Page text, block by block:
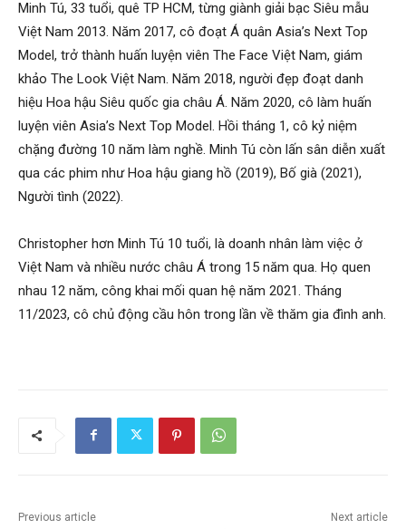
Minh Tú, 33 tuổi, quê TP HCM, từng giành giải bạc Siêu mẫu
Việt Nam 2013. Năm 2017, cô đoạt Á quân Asia’s Next Top
Model, trở thành huấn luyện viên The Face Việt Nam, giám
khảo The Look Việt Nam. Năm 2018, người đẹp đoạt danh
hiệu Hoa hậu Siêu quốc gia châu Á. Năm 2020, cô làm huấn
luyện viên Asia’s Next Top Model. Hồi tháng 1, cô kỷ niệm
chặng đường 10 năm làm nghề. Minh Tú còn lấn sân diễn xuất
qua các phim như Hoa hậu giang hồ (2019), Bố già (2021),
Người tình (2022).
Christopher hơn Minh Tú 10 tuổi, là doanh nhân làm việc ở
Việt Nam và nhiều nước châu Á trong 15 năm qua. Họ quen
nhau 12 năm, công khai mối quan hệ năm 2021. Tháng
11/2023, cô chủ động cầu hôn trong lần về thăm gia đình anh.
Previous article Next article